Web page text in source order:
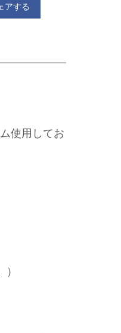
アする
使用してお